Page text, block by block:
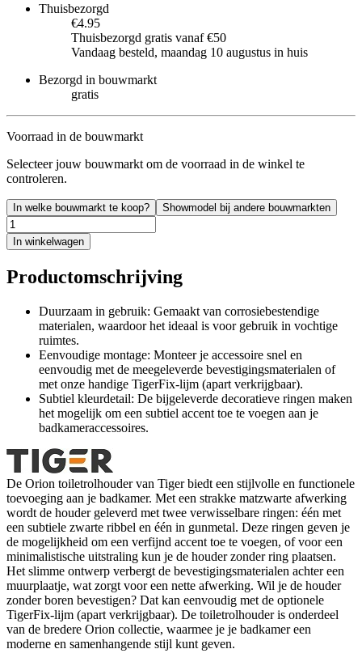
Thuisbezorgd
€4.95
Thuisbezorgd gratis vanaf €50
Vandaag besteld, maandag 10 augustus in huis
Bezorgd in bouwmarkt
gratis
Voorraad in de bouwmarkt
Selecteer jouw bouwmarkt om de voorraad in de winkel te
controleren.
In welke bouwmarkt te koop? Showmodel bij andere bouwmarkten
In winkelwagen
Productomschrijving
Duurzaam in gebruik: Gemaakt van corrosiebestendige
materialen, waardoor het ideaal is voor gebruik in vochtige
ruimtes.
Eenvoudige montage: Monteer je accessoire snel en
eenvoudig met de meegeleverde bevestigingsmaterialen of
met onze handige TigerFix-lijm (apart verkrijgbaar).
Subtiel kleurdetail: De bijgeleverde decoratieve ringen maken
het mogelijk om een subtiel accent toe te voegen aan je
badkameraccessoires.
De Orion toiletrolhouder van Tiger biedt een stijlvolle en functionele
toevoeging aan je badkamer. Met een strakke matzwarte afwerking
wordt de houder geleverd met twee verwisselbare ringen: één met
een subtiele zwarte ribbel en één in gunmetal. Deze ringen geven je
de mogelijkheid om een verfijnd accent toe te voegen, of voor een
minimalistische uitstraling kun je de houder zonder ring plaatsen.
Het slimme ontwerp verbergt de bevestigingsmaterialen achter een
muurplaatje, wat zorgt voor een nette afwerking. Wil je de houder
zonder boren bevestigen? Dat kan eenvoudig met de optionele
TigerFix-lijm (apart verkrijgbaar). De toiletrolhouder is onderdeel
van de bredere Orion collectie, waarmee je je badkamer een
moderne en samenhangende stijl kunt geven.